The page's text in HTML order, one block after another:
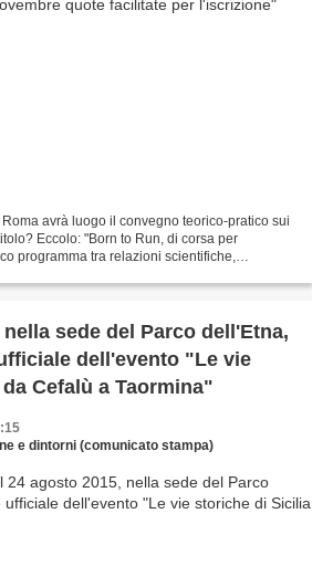
Roma avrà luogo il convegno teorico-pratico sui
Eccolo: "Born to Run, di corsa per
programma tra relazioni scientifiche,
sede del Parco dell'Etna,
dell'evento "Le vie
Cefalù a Taormina"
e dintorni (comunicato stampa)